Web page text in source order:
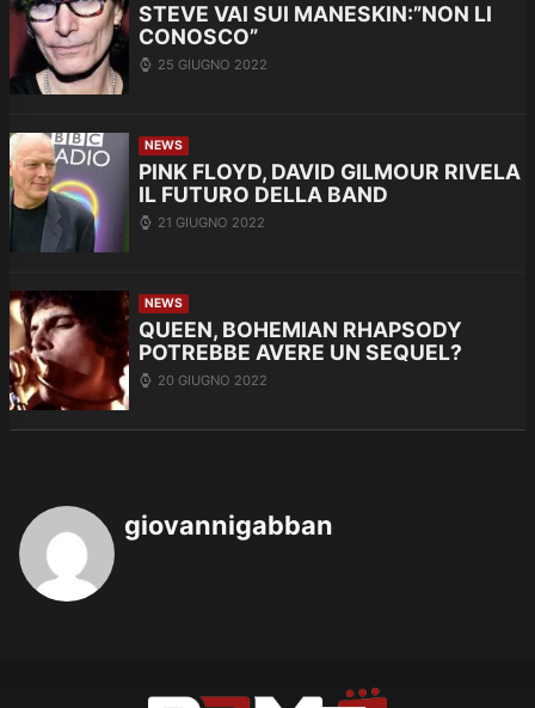
STEVE VAI SUI MANESKIN:”NON LI
CONOSCO”
25 GIUGNO 2022
NEWS
PINK FLOYD, DAVID GILMOUR RIVELA
IL FUTURO DELLA BAND
21 GIUGNO 2022
NEWS
QUEEN, BOHEMIAN RHAPSODY
POTREBBE AVERE UN SEQUEL?
20 GIUGNO 2022
giovannigabban